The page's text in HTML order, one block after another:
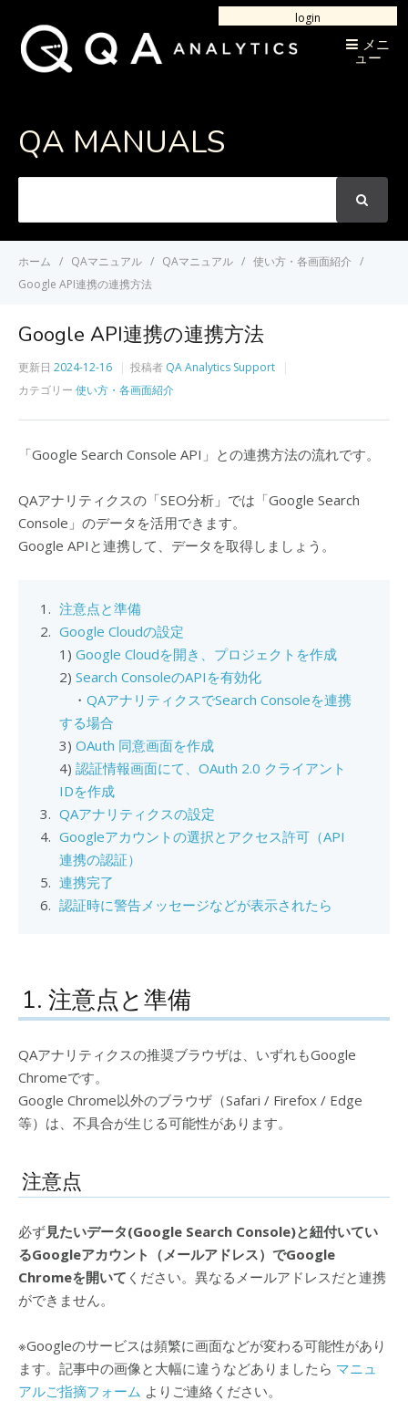
login
メニ
ュー
QA MANUALS
葉
を
索
ホーム QAマニュアル QAマニュアル
使い方・各画面紹介
Google API連携の連携方法
Google API連携の連携方法
更新日 2024-12-16 投稿者 QA Analytics Support
カテゴリー 使い方・各画面紹介
「Google Search Console API」との連携方法の流れです。
QAアナリティクスの「SEO分析」では「Google Search
Console」のデータを活用できます。
Google APIと連携して、データを取得しましょう。
注意点と準備
Google Cloudの設定
1) Google Cloudを開き、プロジェクトを作成
2) Search ConsoleのAPIを有効化
・ QAアナリティクスでSearch Consoleを連携
する場合
3) OAuth 同意画面を作成
4) 認証情報画面にて、OAuth 2.0 クライアント
IDを作成
QAアナリティクスの設定
Googleアカウントの選択とアクセス許可（API
連携の認証）
連携完了
認証時に警告メッセージなどが表示されたら
1. 注意点と準備
QAアナリティクスの推奨ブラウザは、いずれもGoogle
Chromeです。
Google Chrome以外のブラウザ（Safari / Firefox / Edge
等）は、不具合が生じる可能性があります。
注意点
必ず見たいデータ(Google Search Console)と紐付いてい
るGoogleアカウント（メールアドレス）でGoogle
Chromeを開いて ください。異なるメールアドレスだと連携
ができません。
※Googleのサービスは頻繁に画面などが変わる可能性があり
ます。記事中の画像と大幅に違うなどありましたら マニュ
アルご指摘フォーム よりご連絡ください。